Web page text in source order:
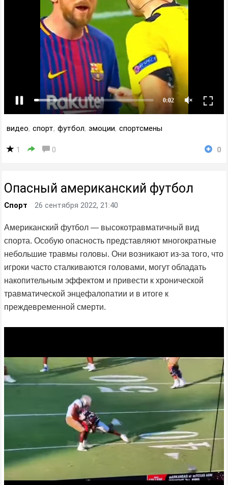
видео, спорт, футбол, эмоции, спортсмены
1 0 0
Опасный американский футбол
Спорт 26 сентября 2022, 21:40
Американский футбол — высокотравматичный вид
спорта. Особую опасность представляют многократные
небольшие травмы головы. Они возникают из-за того, что
игроки часто сталкиваются головами, могут обладать
накопительным эффектом и привести к хронической
травматической энцефалопатии и в итоге к
преждевременной смерти.